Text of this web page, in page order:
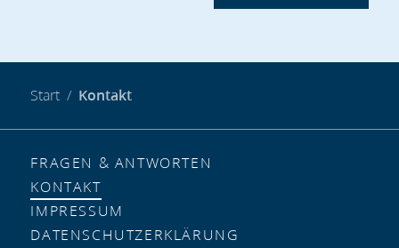
Start Kontakt
FRAGEN & ANTWORTEN
KONTAKT
IMPRESSUM
DATENSCHUTZ­ERKLÄRUNG